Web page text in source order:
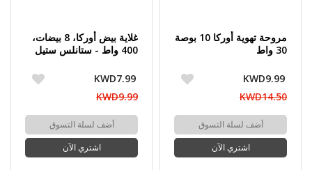
مروحة تهوية أوركا 10 بوصة
30 واط
KWD9.99
KWD14.50
أضف لسلة التسوق
اشتري الآن
غلاية بيض أوركا، 8 بيضات،
400 واط - ستانلس ستيل
KWD7.99
KWD9.99
أضف لسلة التسوق
اشتري الآن